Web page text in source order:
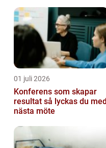
01 juli 2026
Konferens som skapar
resultat så lyckas du med
nästa möte